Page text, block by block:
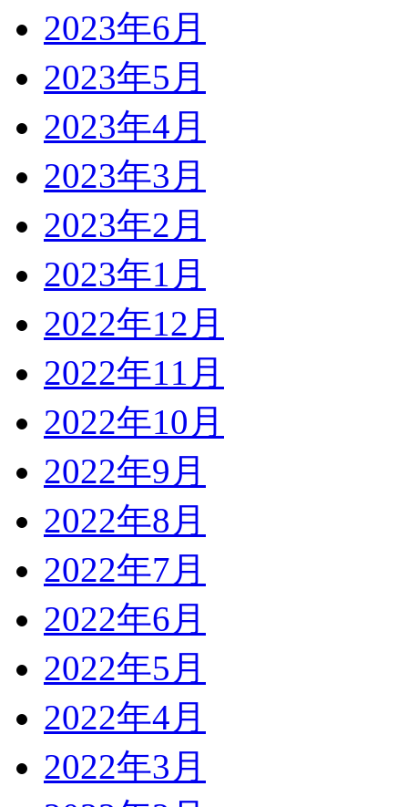
2023年6月
2023年5月
2023年4月
2023年3月
2023年2月
2023年1月
2022年12月
2022年11月
2022年10月
2022年9月
2022年8月
2022年7月
2022年6月
2022年5月
2022年4月
2022年3月